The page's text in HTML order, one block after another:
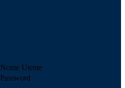
Nome Utente
Password